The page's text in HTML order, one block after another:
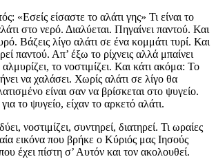
«Εσείς είσαστε το αλάτι γης» Τι είναι το
στο νερό. Διαλύεται. Πηγαίνει παντού. Και
Βάζεις λίγο αλάτι σε ένα κομμάτι τυρί. Και
παντού. Απ’ έξω το ρίχνεις αλλά μπαίνει
το νοστιμίζει. Και κάτι ακόμα: Το
να χαλάσει. Χωρίς αλάτι σε λίγο θα
είναι σαν να βρίσκεται στο ψυγείο.
το ψυγείο, είχαν το αρκετό αλάτι.
νοστιμίζει, συντηρεί, διατηρεί. Τι ωραίες
εικόνα που βρήκε ο Κύριός μας Ιησούς
έχει πίστη σ’ Αυτόν και τον ακολουθεί.